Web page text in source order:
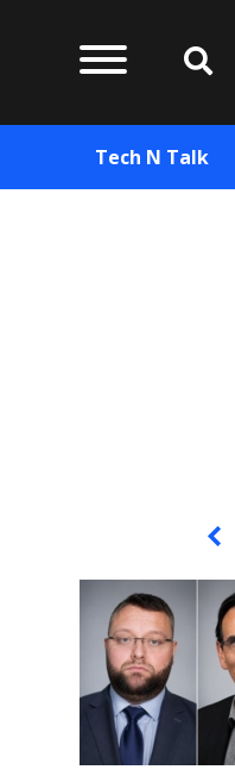
Tech N Talk